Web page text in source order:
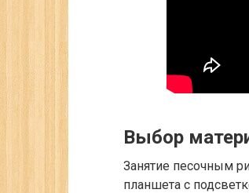
Выбор
Занятие песочным
планшета с